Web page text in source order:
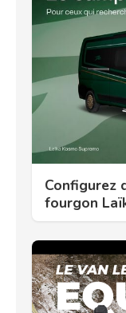
Configurez
fourgon